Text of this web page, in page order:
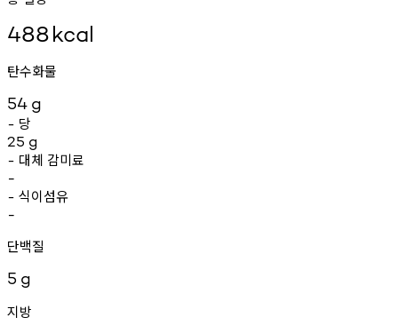
488kcal
탄수화물
54 g
- 당
25 g
- 대체 감미료
-
- 식이섬유
-
단백질
5 g
지방